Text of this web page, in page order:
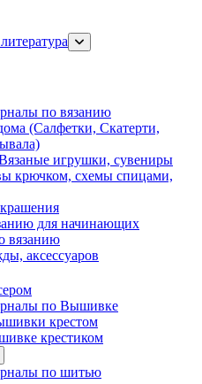
по вязанию
(Салфетки, Скатерти,
игрушки, сувениры
крючком, схемы спицами,
для начинающих
вязанию
аксессуаров
по Вышивке
крестом
крестиком
по шитью